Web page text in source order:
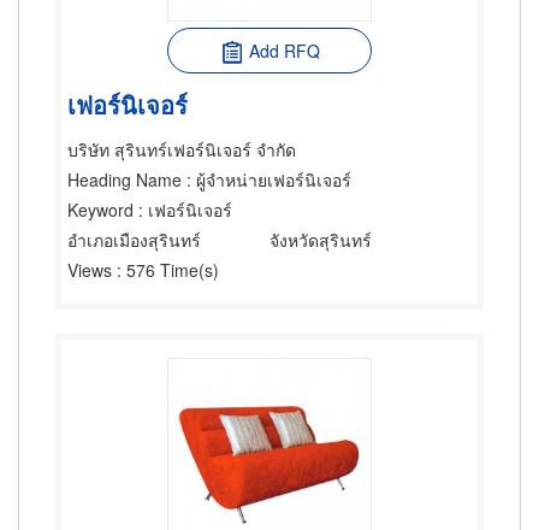
Add RFQ
เฟอร์นิเจอร์
บริษัท สุรินทร์เฟอร์นิเจอร์ จำกัด
Heading Name : ผู้จำหน่ายเฟอร์นิเจอร์
Keyword : เฟอร์นิเจอร์
อำเภอเมืองสุรินทร์
จังหวัดสุรินทร์
Views : 576 Time(s)